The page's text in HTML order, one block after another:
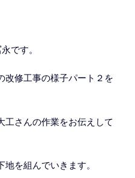
です。
改修工事の様子パート２を
工さんの作業をお伝えして
を組んでいきます。